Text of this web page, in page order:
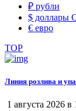
₽ рубли
$ доллары
€ евро
TOP
Линия розлива и
1 августа 2026 в